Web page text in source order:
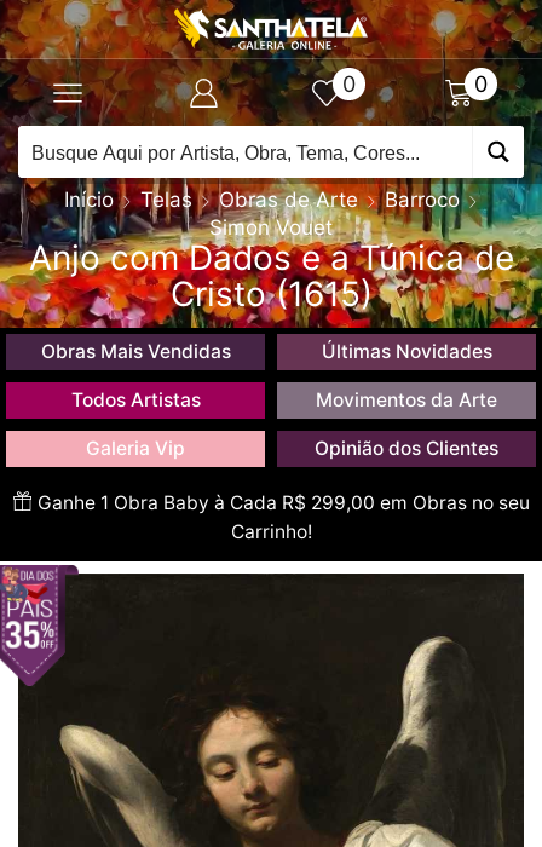
0 0
Início Telas Obras de Arte
Barroco
Simon Vouet
Anjo com Dados e a Túnica de
Cristo (1615)
Obras Mais Vendidas Últimas Novidades
Todos Artistas Movimentos da Arte
Galeria Vip Opinião dos Clientes
Ganhe 1 Obra Baby à Cada R$ 299,00 em Obras no seu
Carrinho!